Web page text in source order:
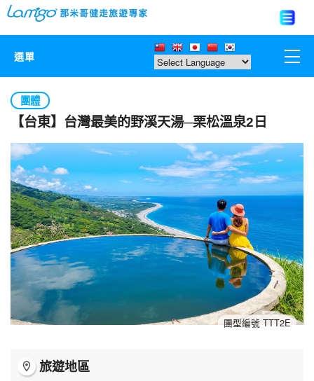
選單
那米哥莊園
中國
日本
亞洲韓國
歐美紐澳
台灣
夯講座
自由行
團體
【台東】台灣最美的野溪天湯─栗松溫泉2日
團型編號 TTT2E
room 旅遊地區